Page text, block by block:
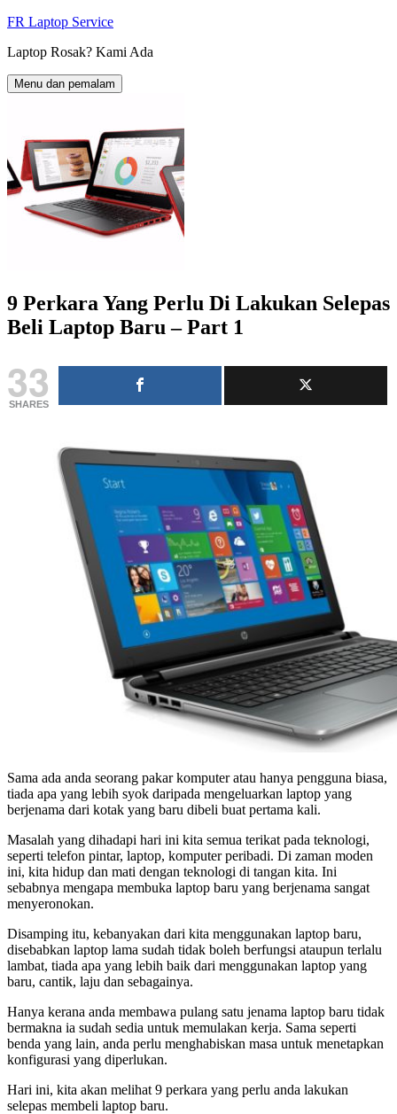
Langkau
kandungan
FR Laptop Service
Laptop Rosak? Kami Ada
Menu dan pemalam
9 Perkara Yang Perlu Di Lakukan Selepas
Beli Laptop Baru – Part 1
33
SHARES
Sama ada anda seorang pakar komputer atau hanya pengguna biasa,
tiada apa yang lebih syok daripada mengeluarkan laptop yang
berjenama dari kotak yang baru dibeli buat pertama kali.
Masalah yang dihadapi hari ini kita semua terikat pada teknologi,
seperti telefon pintar, laptop, komputer peribadi. Di zaman moden
ini, kita hidup dan mati dengan teknologi di tangan kita. Ini
sebabnya mengapa membuka laptop baru yang berjenama sangat
menyeronokan.
Disamping itu, kebanyakan dari kita menggunakan laptop baru,
disebabkan laptop lama sudah tidak boleh berfungsi ataupun terlalu
lambat, tiada apa yang lebih baik dari menggunakan laptop yang
baru, cantik, laju dan sebagainya.
Hanya kerana anda membawa pulang satu jenama laptop baru tidak
bermakna ia sudah sedia untuk memulakan kerja. Sama seperti
benda yang lain, anda perlu menghabiskan masa untuk menetapkan
konfigurasi yang diperlukan.
Hari ini, kita akan melihat 9 perkara yang perlu anda lakukan
selepas membeli laptop baru.